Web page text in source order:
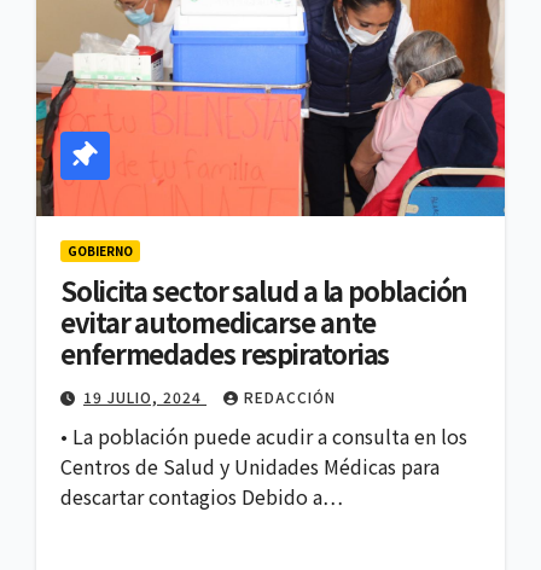
GOBIERNO
Solicita sector salud a la población
evitar automedicarse ante
enfermedades respiratorias
19 JULIO, 2024 REDACCIÓN
• La población puede acudir a consulta en los
Centros de Salud y Unidades Médicas para
descartar contagios Debido a…